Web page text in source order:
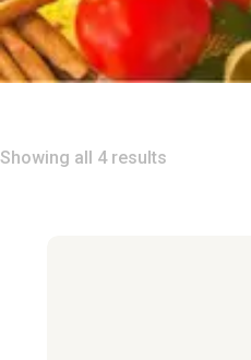
Showing all 4 results